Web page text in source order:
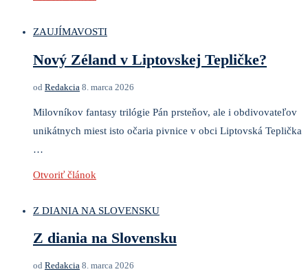
ZAUJÍMAVOSTI
Nový Zéland v Liptovskej Tepličke?
od Redakcia 8. marca 2026
Milovníkov fantasy trilógie Pán prsteňov, ale i obdivovateľov
unikátnych miest isto očaria pivnice v obci Liptovská Teplička
…
Otvoriť článok
Z DIANIA NA SLOVENSKU
Z diania na Slovensku
od Redakcia 8. marca 2026